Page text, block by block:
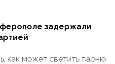
задержали
как может светить парню